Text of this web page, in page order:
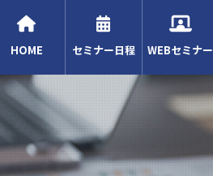
HOME セミナー日程 WEBセミナー